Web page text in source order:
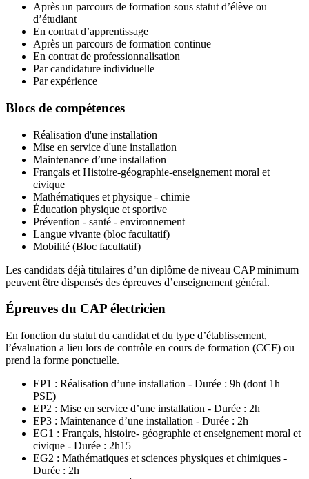
Après un parcours de formation sous statut d’élève ou
d’étudiant
En contrat d’apprentissage
Après un parcours de formation continue
En contrat de professionnalisation
Par candidature individuelle
Par expérience
Blocs de compétences
Réalisation d'une installation
Mise en service d'une installation
Maintenance d’une installation
Français et Histoire-géographie-enseignement moral et
civique
Mathématiques et physique - chimie
Éducation physique et sportive
Prévention - santé - environnement
Langue vivante (bloc facultatif)
Mobilité (Bloc facultatif)
Les candidats déjà titulaires d’un diplôme de niveau CAP minimum
peuvent être dispensés des épreuves d’enseignement général.
Épreuves du CAP électricien
En fonction du statut du candidat et du type d’établissement,
l’évaluation a lieu lors de contrôle en cours de formation (CCF) ou
prend la forme ponctuelle.
EP1 : Réalisation d’une installation - Durée : 9h (dont 1h
PSE)
EP2 : Mise en service d’une installation - Durée : 2h
EP3 : Maintenance d’une installation - Durée : 2h
EG1 : Français, histoire- géographie et enseignement moral et
civique - Durée : 2h15
EG2 : Mathématiques et sciences physiques et chimiques -
Durée : 2h